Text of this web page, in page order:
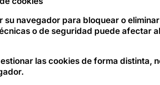
su navegador para bloquear o
o de seguridad puede afectar
las cookies de forma distinta,